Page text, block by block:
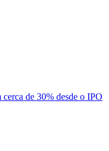
de 30% desde o IPO